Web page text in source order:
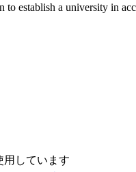
to establish a university in
用しています